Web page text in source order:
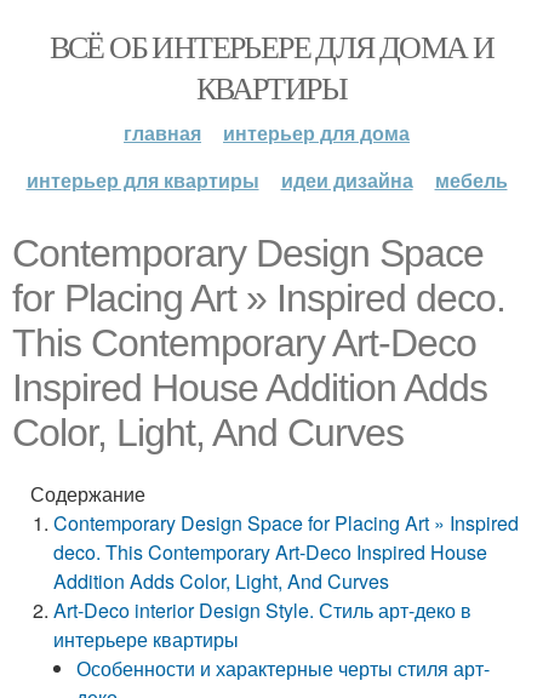
ВСЁ ОБ ИНТЕРЬЕРЕ ДЛЯ ДОМА И
КВАРТИРЫ
главная
интерьер для дома
интерьер для квартиры
идеи дизайна мебель
Contemporary Design Space
for Placing Art » Inspired deco.
This Contemporary Art-Deco
Inspired House Addition Adds
Color, Light, And Curves
Содержание
Contemporary Design Space for Placing Art » Inspired
deco. This Contemporary Art-Deco Inspired House
Addition Adds Color, Light, And Curves
Art-Deco interior Design Style. Стиль арт-деко в
интерьере квартиры
Особенности и характерные черты стиля арт-